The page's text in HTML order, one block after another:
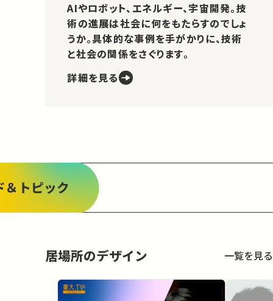
AIやロボット、エネルギー、宇宙開発。技
術の進展は社会に何をもたらすのでしょ
うか。具体的な事例を手がかりに、技術
と社会の関係をさぐります。
詳細を見る
＆トピック
居場所のデザイン 一覧を見る